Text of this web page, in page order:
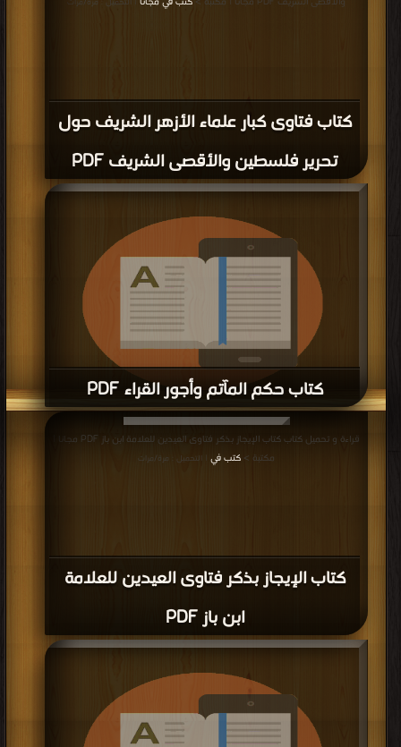
كتاب فتاوى كبار علماء الأزهر الشريف حول
تحرير فلسطين والأقصى الشريف PDF
كتاب حكم المآتم وأجور القراء PDF
قراءة و تحميل كتاب كتاب حكم المآتم وأجور القراء PDF مجانا | مكتبة >
تحميل| التحميل : مرة/مرات
كتاب الإيجاز بذكر فتاوى العيدين للعلامة
ابن باز PDF
قراءة و تحميل كتاب كتاب الإيجاز بذكر فتاوى العيدين للعلامة ابن باز PDF مجانا |
مكتبة > كتب في | التحميل : مرة/مرات